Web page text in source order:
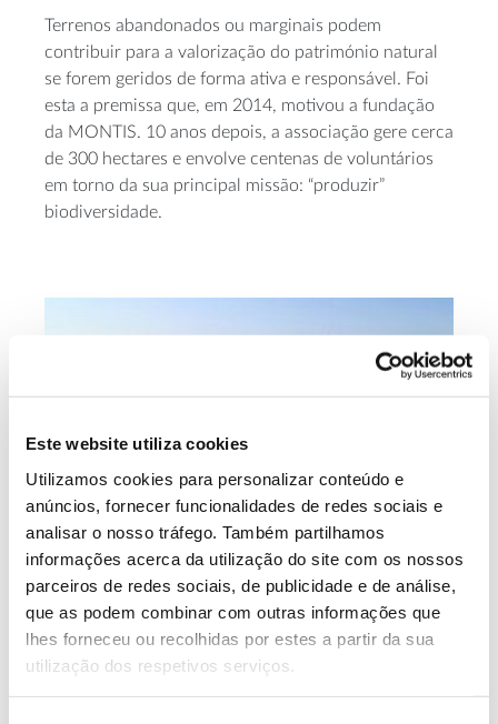
Este website utiliza cookies
Utilizamos cookies para personalizar conteúdo e
anúncios, fornecer funcionalidades de redes sociais e
analisar o nosso tráfego. Também partilhamos
informações acerca da utilização do site com os nossos
parceiros de redes sociais, de publicidade e de análise,
que as podem combinar com outras informações que
lhes forneceu ou recolhidas por estes a partir da sua
utilização dos respetivos serviços.
Terrenos abandonados ou marginais podem
contribuir para a valorização do património natural
se forem geridos de forma ativa e responsável. Foi
esta a premissa que, em 2014, motivou a fundação
da MONTIS. 10 anos depois, a associação gere cerca
de 300 hectares e envolve centenas de voluntários
em torno da sua principal missão: “produzir”
biodiversidade.
TESTEMUNHOS
Serras do Socorro e Archeira: uma
aposta na conservação e